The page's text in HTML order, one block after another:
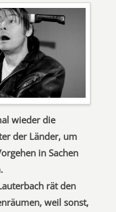
wieder die
der Länder, um
in Sachen
rät den
weil sonst,